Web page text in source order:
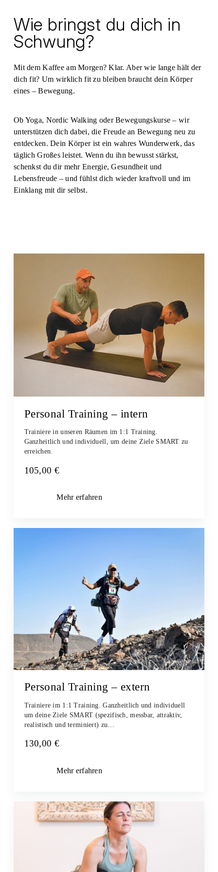
Wie bringst du dich in
Schwung?
Mit dem Kaffee am Morgen? Klar. Aber wie lange hält der
dich fit? Um wirklich fit zu bleiben braucht dein Körper
eines – Bewegung.
Ob Yoga, Nordic Walking oder Bewegungskurse – wir
unterstützen dich dabei, die Freude an Bewegung neu zu
entdecken. Dein Körper ist ein wahres Wunderwerk, das
täglich Großes leistet. Wenn du ihn bewusst stärkst,
schenkst du dir mehr Energie, Gesundheit und
Lebensfreude – und fühlst dich wieder kraftvoll und im
Einklang mit dir selbst.
Personal Training – intern
Trainiere in unseren Räumen im 1:1 Training.
Ganzheitlich und individuell, um deine Ziele SMART zu
erreichen.
105,00 €
Mehr erfahren
Personal Training – extern
Trainiere im 1:1 Training. Ganzheitlich und individuell
um deine Ziele SMART (spezifisch, messbar, attraktiv,
realistisch und terminiert) zu…
130,00 €
Mehr erfahren